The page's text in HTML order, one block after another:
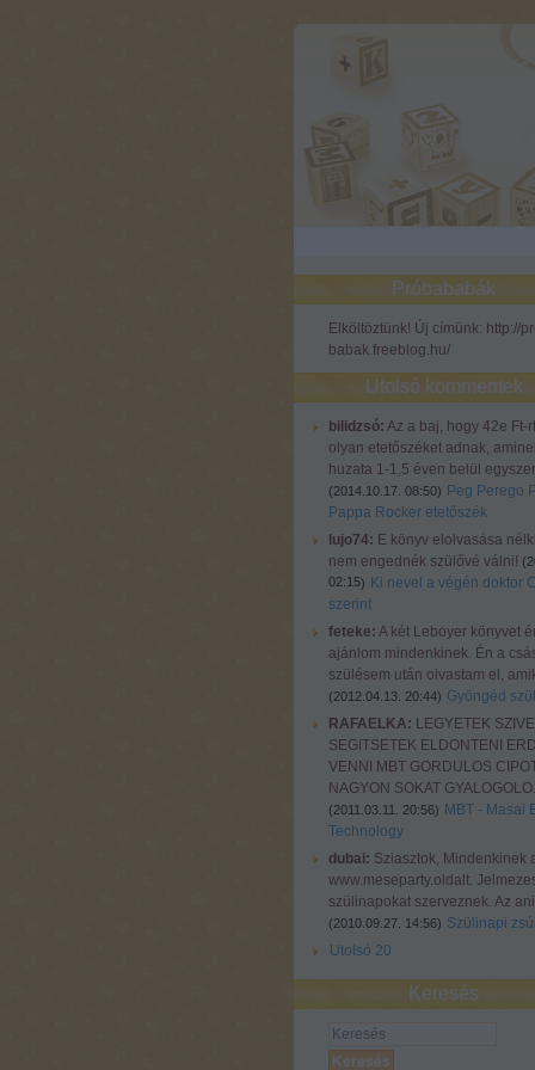
Próbababák
Elköltöztünk! Új címünk: http://
babak.freeblog.hu/
Utolsó kommentek
bilidzsó: Az a baj, hogy 42e Ft-
olyan etetőszéket adnak,
huzata 1-1,5 éven belül
(2014.10.17. 08:50) Peg Perego
Pappa Rocker etetőszék
lujo74: E könyv elolvasása
nem engednék szülővé válni! (
02:15) Ki nevel a végén doktor
szerint
feteke: A két Leboyer könyvet
ajánlom mindenkinek. Én a
szülésem után olvastam el,
(2012.04.13. 20:44) Gyöngéd
RAFAELKA: LEGYETEK
SEGITSETEK ELDONTENI
VENNI MBT GORDULOS
NAGYON SOKAT
(2011.03.11. 20:56) MBT - Masai
Technology
dubai: Sziasztok, Mindenkinek
www.meseparty.oldalt.
szülinapokat szerveznek. Az
(2010.09.27. 14:56) Szülinapi
Utolsó 20
Keresés